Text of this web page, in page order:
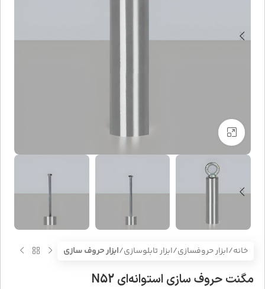
بزرگنمایی تصویر
خانه ابزار حروفسازی/ابزار تابلوسازی ابزار حروف سازی
مگنت حروف سازی استوانه‌ای N52